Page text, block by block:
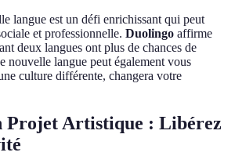
langue est un défi enrichissant qui peut
et professionnelle. Duolingo affirme
deux langues ont plus de chances de
nouvelle langue peut également vous
culture différente, changera votre
Projet Artistique : Libérez